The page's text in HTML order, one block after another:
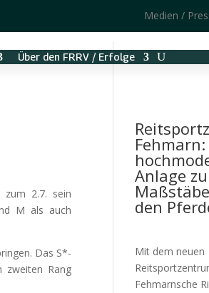
Medien /
Über den FRRV / Erfolge
zum 2.7. sein
M als auch
Das S*-
zweiten Rang
Anlage
den
Mit dem neuen
Fehmarnsche